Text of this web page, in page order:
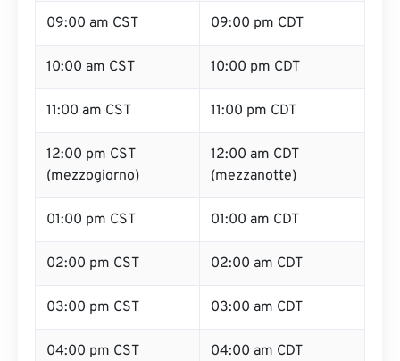
09:00 am CST 09:00 pm CDT
10:00 am CST 10:00 pm CDT
11:00 am CST 11:00 pm CDT
12:00 pm CST
(mezzogiorno)
12:00 am CDT
(mezzanotte)
01:00 pm CST 01:00 am CDT
02:00 pm CST 02:00 am CDT
03:00 pm CST 03:00 am CDT
04:00 pm CST 04:00 am CDT